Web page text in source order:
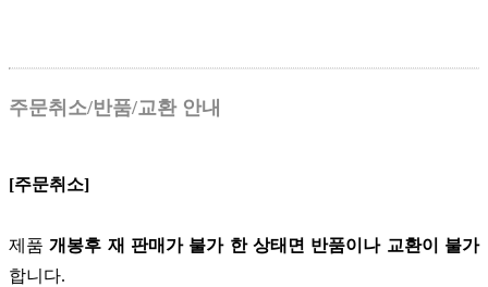
주문취소/반품/교환 안내
[주문취소]
제품개봉후 재 판매가 불가 한 상태면 반품이나 교환이 불가
합니다.